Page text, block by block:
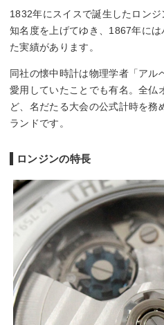
1832年にスイスで誕生したロン
知名度を上げてゆき、1867年に
た実績があります。
同社の懐中時計は物理学者「アル
愛用していたことでも有名。全仏
ど、名だたる大会の公式計時を務
ランドです。
ロンジンの特長